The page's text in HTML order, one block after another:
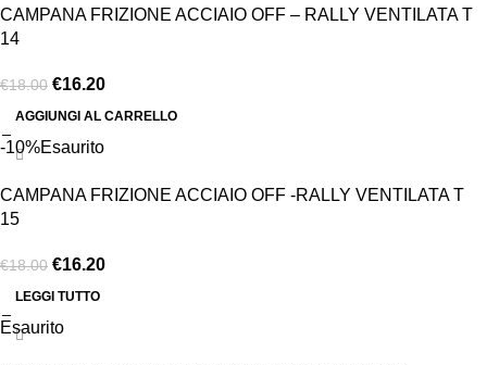
CAMPANA FRIZIONE ACCIAIO OFF – RALLY VENTILATA T
14
€18.00 €16.20
AGGIUNGI AL CARRELLO
-10%Esaurito
CAMPANA FRIZIONE ACCIAIO OFF -RALLY VENTILATA T
15
€18.00 €16.20
LEGGI TUTTO
Esaurito